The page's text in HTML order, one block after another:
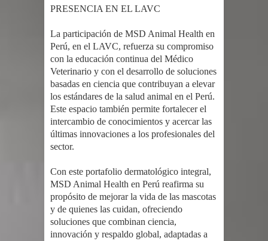
PRESENCIA EN EL LAVC
La participación de MSD Animal Health en
Perú, en el LAVC, refuerza su compromiso
con la educación continua del Médico
Veterinario y con el desarrollo de soluciones
basadas en ciencia que contribuyan a elevar
los estándares de la salud animal en el Perú.
Este espacio también permite fortalecer el
intercambio de conocimientos y acercar las
últimas innovaciones a los profesionales del
sector.
Con este portafolio dermatológico integral,
MSD Animal Health en Perú reafirma su
propósito de mejorar la vida de las mascotas
y de quienes las cuidan, ofreciendo
soluciones que combinan ciencia,
innovación y respaldo global, adaptadas a